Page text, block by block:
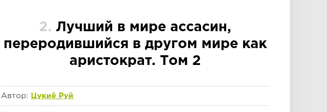
2. Лучший в мире ассасин,
переродившийся в другом мире как
аристократ. Том 2
Автор: Цукиё Руй